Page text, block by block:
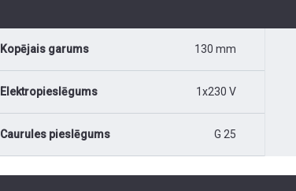
Kopējais garums 130 mm
Elektropieslēgums 1x230 V
Caurules pieslēgums G 25